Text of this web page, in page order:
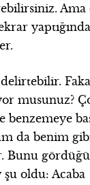
musunuz?
benzemeye
da benim
Bunu
oldu: Acaba